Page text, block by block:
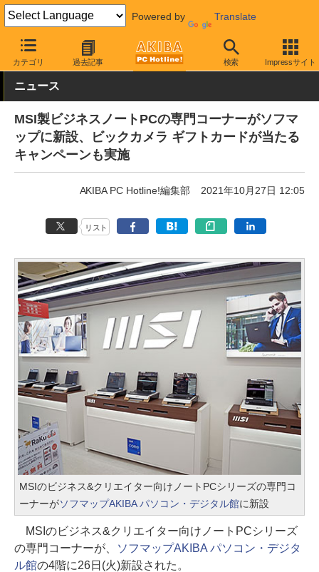
Powered by Translate
カテゴリ 過去記事 検索 Impressサイト
AKIBA PC Hotline! 秋葉原情報 スポット情報 ショップ
ニュース
MSI製ビジネスノートPCの専門コーナーがソフマ
ップに新設、ビックカメラ ギフトカードが当たる
キャンペーンも実施
AKIBA PC Hotline!編集部 2021年10月27日 12:05
リスト
MSIのビジネス&クリエイター向けノートPCシリーズの専門コ
ーナーがソフマップAKIBA パソコン・デジタル館に新設
MSIのビジネス&クリエイター向けノートPCシリーズ
の専門コーナーが、
ソフマップAKIBA パソコン・デジタ
ル館の4階に26日(火)新設された。